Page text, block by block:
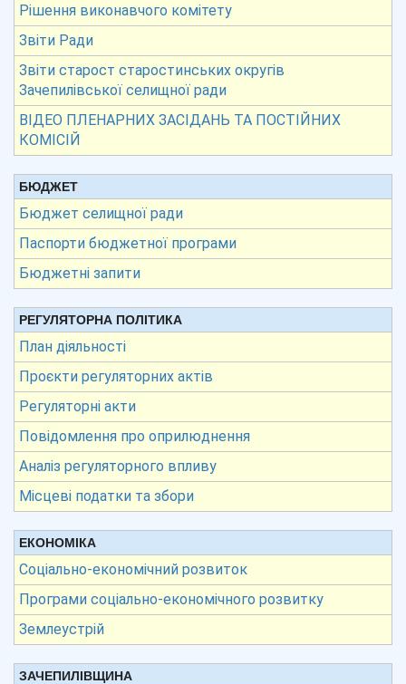
Рішення виконавчого комітету
Звіти Ради
Звіти старост старостинських округів
Зачепилівської селищної ради
ВІДЕО ПЛЕНАРНИХ ЗАСІДАНЬ ТА ПОСТІЙНИХ
КОМІСІЙ
БЮДЖЕТ
Бюджет селищної ради
Паспорти бюджетної програми
Бюджетні запити
РЕГУЛЯТОРНА ПОЛІТИКА
План діяльності
Проєкти регуляторних актів
Регуляторні акти
Повідомлення про оприлюднення
Аналіз регуляторного впливу
Місцеві податки та збори
ЕКОНОМІКА
Соціально-економічний розвиток
Програми соціально-економічного розвитку
Землеустрій
ЗАЧЕПИЛІВЩИНА